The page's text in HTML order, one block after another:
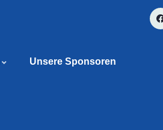
Unsere Sponsoren